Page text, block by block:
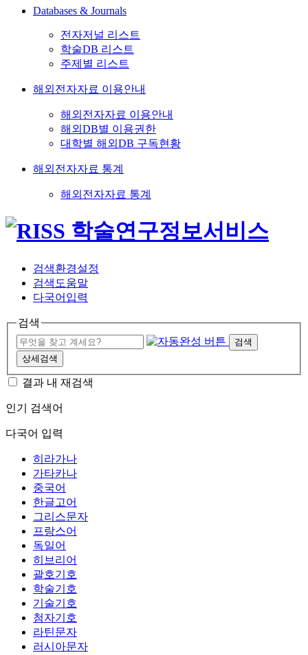
Databases & Journals
전자저널 리스트
학술DB 리스트
주제별 리스트
해외전자자료 이용안내
해외전자자료 이용안내
해외DB별 이용권한
대학별 해외DB 구독현황
해외전자자료 통계
해외전자자료 통계
검색환경설정
검색도움말
다국어입력
검색
검색
상세검색
결과 내 재검색
인기 검색어
다국어 입력
히라가나
가타카나
중국어
한글고어
그리스문자
프랑스어
독일어
히브리어
괄호기호
학술기호
기술기호
첨자기호
라틴문자
러시아문자